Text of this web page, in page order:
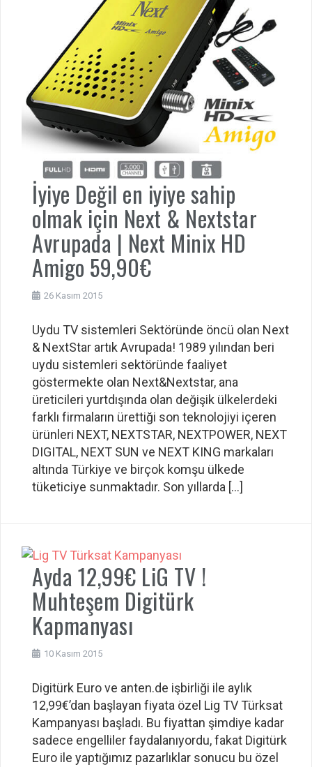
İyiye Değil en iyiye sahip
olmak için Next & Nextstar
Avrupada | Next Minix HD
Amigo 59,90€
26 Kasım 2015
Uydu TV sistemleri Sektöründe öncü olan Next
& NextStar artık Avrupada! 1989 yılından beri
uydu sistemleri sektöründe faaliyet
göstermekte olan Next&Nextstar, ana
üreticileri yurtdışında olan değişik ülkelerdeki
farklı firmaların ürettiği son teknolojiyi içeren
ürünleri NEXT, NEXTSTAR, NEXTPOWER, NEXT
DIGITAL, NEXT SUN ve NEXT KING markaları
altında Türkiye ve birçok komşu ülkede
tüketiciye sunmaktadır. Son yıllarda […]
Ayda 12,99€ LiG TV !
Muhteşem Digitürk
Kapmanyası
10 Kasım 2015
Digitürk Euro ve anten.de işbirliği ile aylık
12,99€’dan başlayan fiyata özel Lig TV Türksat
Kampanyası başladı. Bu fiyattan şimdiye kadar
sadece engelliler faydalanıyordu, fakat Digitürk
Euro ile yaptığımız pazarlıklar sonucu bu özel